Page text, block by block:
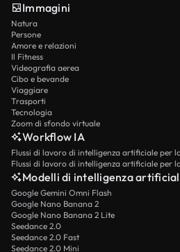
Immagini
Natura
Persone
Amore e relazioni
Il Fitness
Videografia aerea
Cibo e bevande
Viaggiare
Trasporti
Tecnologia
Zoom di sfondo virtuale
Workflow IA
Flussi di lavoro di intelligenza artificiale per
Modelli di intelligenza
Google Gemini Omni Flash
Google Nano Banana 2
Google Nano Banana 2 Lite
Seedance 2.0
Seedance 2.0 Fast
Seedance 2.0 Mini